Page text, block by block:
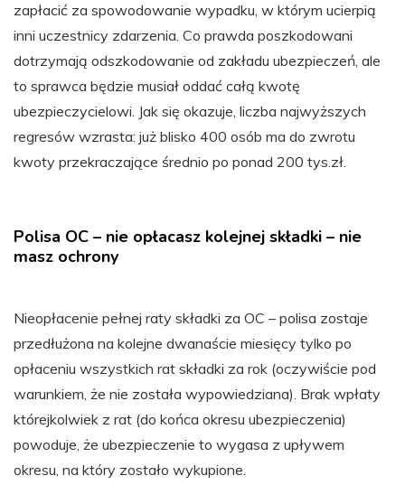
zapłacić za spowodowanie wypadku, w którym ucierpią
inni uczestnicy zdarzenia. Co prawda poszkodowani
dotrzymają odszkodowanie od zakładu ubezpieczeń, ale
to sprawca będzie musiał oddać całą kwotę
ubezpieczycielowi. Jak się okazuje, liczba najwyższych
regresów wzrasta: już blisko 400 osób ma do zwrotu
kwoty przekraczające średnio po ponad 200 tys.zł.
Polisa OC – nie opłacasz kolejnej składki – nie
masz ochrony
Nieopłacenie pełnej raty składki za OC – polisa zostaje
przedłużona na kolejne dwanaście miesięcy tylko po
opłaceniu wszystkich rat składki za rok (oczywiście pod
warunkiem, że nie została wypowiedziana). Brak wpłaty
którejkolwiek z rat (do końca okresu ubezpieczenia)
powoduje, że ubezpieczenie to wygasa z upływem
okresu, na który zostało wykupione.